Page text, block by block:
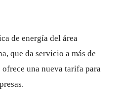
de energía del área
​​que da servicio a más de
una nueva tarifa para